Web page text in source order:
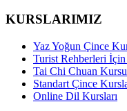
KURSLARIMIZ
Yaz Yoğun Çince
Turist Rehberleri
Tai Chi Chuan Kursu
Standart Çince
Online Dil Kursları